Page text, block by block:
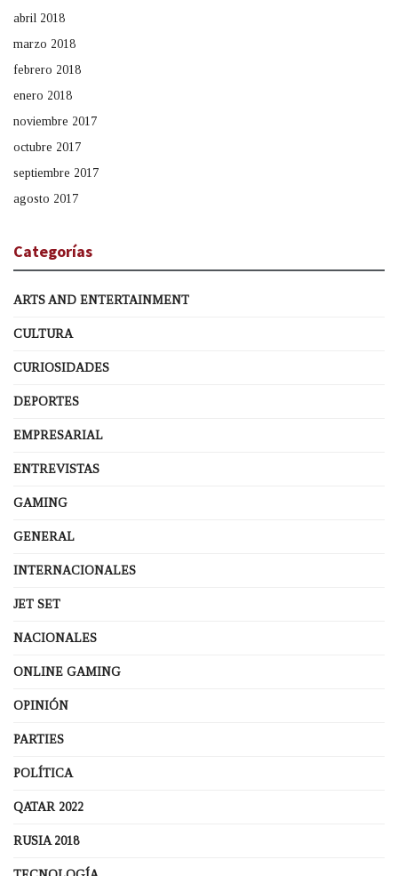
abril 2018
marzo 2018
febrero 2018
enero 2018
noviembre 2017
octubre 2017
septiembre 2017
agosto 2017
Categorías
ARTS AND ENTERTAINMENT
CULTURA
CURIOSIDADES
DEPORTES
EMPRESARIAL
ENTREVISTAS
GAMING
GENERAL
INTERNACIONALES
JET SET
NACIONALES
ONLINE GAMING
OPINIÓN
PARTIES
POLÍTICA
QATAR 2022
RUSIA 2018